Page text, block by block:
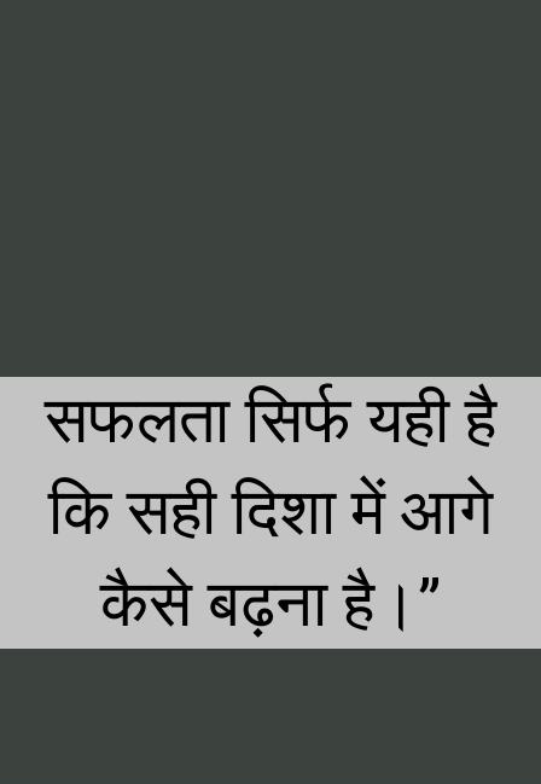
सफलता सिर्फ यही है
कि सही दिशा में आगे
कैसे बढ़ना है।”